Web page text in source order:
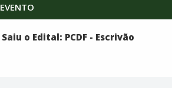
EVENTO
Saiu o Edital: PCDF - Escrivão